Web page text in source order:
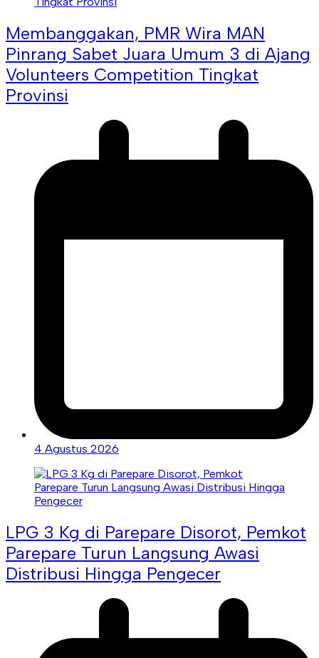
Membanggakan, PMR Wira MAN
Pinrang Sabet Juara Umum 3 di Ajang
Volunteers Competition Tingkat
Provinsi
4 Agustus 2026
LPG 3 Kg di Parepare Disorot, Pemkot
Parepare Turun Langsung Awasi
Distribusi Hingga Pengecer